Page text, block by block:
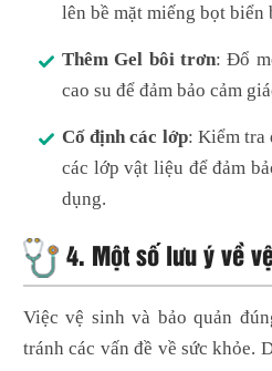
lên bề mặt miếng bọt biển
Thêm Gel bôi trơn: Đổ
cao su để đảm bảo cảm
Cố định các lớp: Kiểm tra
các lớp vật liệu để đảm
dụng.
4. Một số lưu ý về
Việc vệ sinh và bảo quản
tránh các vấn đề về sức khỏe.